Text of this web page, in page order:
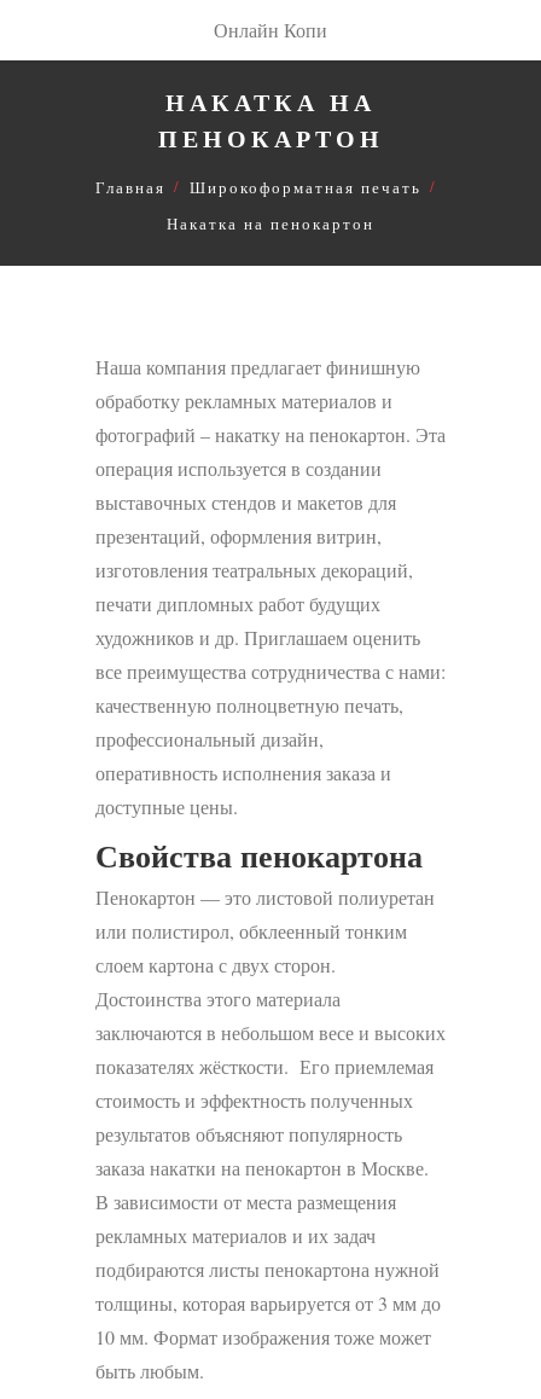
Онлайн Копи
НАКАТКА НА
ПЕНОКАРТОН
Главная
Широкоформатная печать
Накатка на пенокартон
Наша компания предлагает финишную
обработку рекламных материалов и
фотографий – накатку на пенокартон. Эта
операция используется в создании
выставочных стендов и макетов для
презентаций, оформления витрин,
изготовления театральных декораций,
печати дипломных работ будущих
художников и др. Приглашаем оценить
все преимущества сотрудничества с нами:
качественную полноцветную печать,
профессиональный дизайн,
оперативность исполнения заказа и
доступные цены.
Свойства пенокартона
Пенокартон — это листовой полиуретан
или полистирол, обклеенный тонким
слоем картона с двух сторон.
Достоинства этого материала
заключаются в небольшом весе и высоких
показателях жёсткости. Его приемлемая
стоимость и эффектность полученных
результатов объясняют популярность
заказа накатки на пенокартон в Москве.
В зависимости от места размещения
рекламных материалов и их задач
подбираются листы пенокартона нужной
толщины, которая варьируется от 3 мм до
10 мм. Формат изображения тоже может
быть любым.